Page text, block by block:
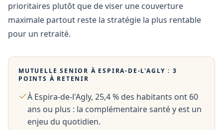
prioritaires plutôt que de viser une couverture
maximale partout reste la stratégie la plus rentable
pour un retraité.
MUTUELLE SENIOR À ESPIRA-DE-L'AGLY : 3
POINTS À RETENIR
À Espira-de-l'Agly, 25,4 % des habitants ont 60
ans ou plus : la complémentaire santé y est un
enjeu du quotidien.